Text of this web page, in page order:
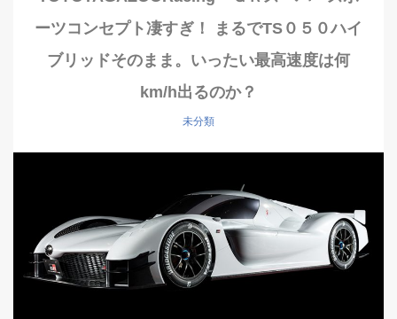
ーツコンセプト凄すぎ！ まるでTS０５０ハイ
ブリッドそのまま。いったい最高速度は何
km/h出るのか？
未分類